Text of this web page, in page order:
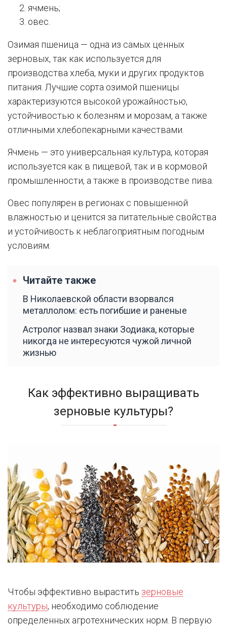
ячмень;
овес.
Озимая пшеница — одна из самых ценных
зерновых, так как используется для
производства хлеба, муки и других продуктов
питания. Лучшие сорта озимой пшеницы
характеризуются высокой урожайностью,
устойчивостью к болезням и морозам, а также
отличными хлебопекарными качествами.
Ячмень — это универсальная культура, которая
используется как в пищевой, так и в кормовой
промышленности, а также в производстве пива.
Овес популярен в регионах с повышенной
влажностью и ценится за питательные свойства
и устойчивость к неблагоприятным погодным
условиям.
Читайте также
В Николаевской области взорвался
металлолом: есть погибшие и раненые
Астролог назвал знаки Зодиака, которые
никогда не интересуются чужой личной
жизнью
Как эффективно выращивать
зерновые культуры?
Чтобы эффективно вырастить зерновые
культуры, необходимо соблюдение
определенных агротехнических норм. В первую